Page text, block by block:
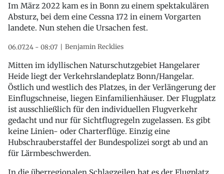
Im März 2022 kam es in Bonn zu einem spektakulären
Absturz, bei dem eine Cessna 172 in einem Vorgarten
landete. Nun stehen die Ursachen fest.
06.07.24 - 08:07 Benjamin Recklies
Mitten im idyllischen Naturschutzgebiet Hangelarer
Heide liegt der Verkehrslandeplatz Bonn/Hangelar.
Östlich und westlich des Platzes, in der Verlängerung der
Einflugschneise, liegen Einfamilienhäuser. Der Flugplatz
ist ausschließlich für den individuellen Flugverkehr
gedacht und nur für Sichtflugregeln zugelassen. Es gibt
keine Linien- oder Charterflüge. Einzig eine
Hubschrauberstaffel der Bundespolizei sorgt ab und an
für Lärmbeschwerden.